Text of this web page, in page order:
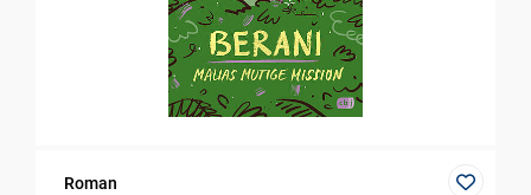
Roman